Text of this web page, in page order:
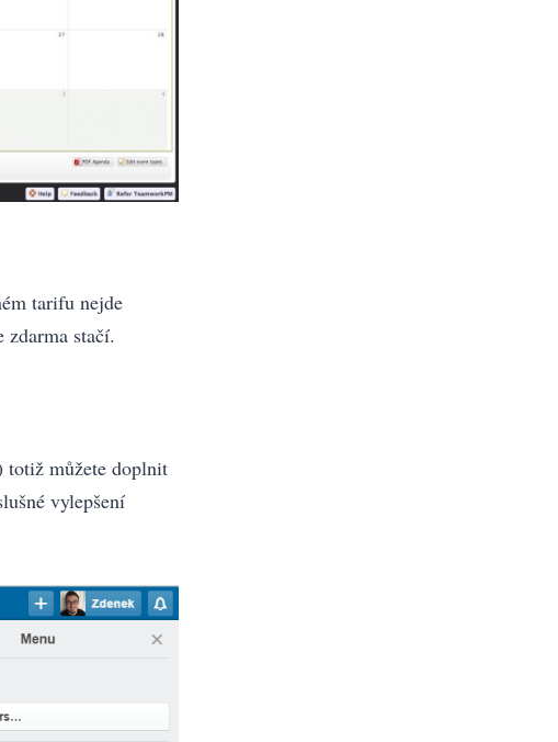
tarifu nejde
stačí.
totiž můžete doplnit
vylepšení